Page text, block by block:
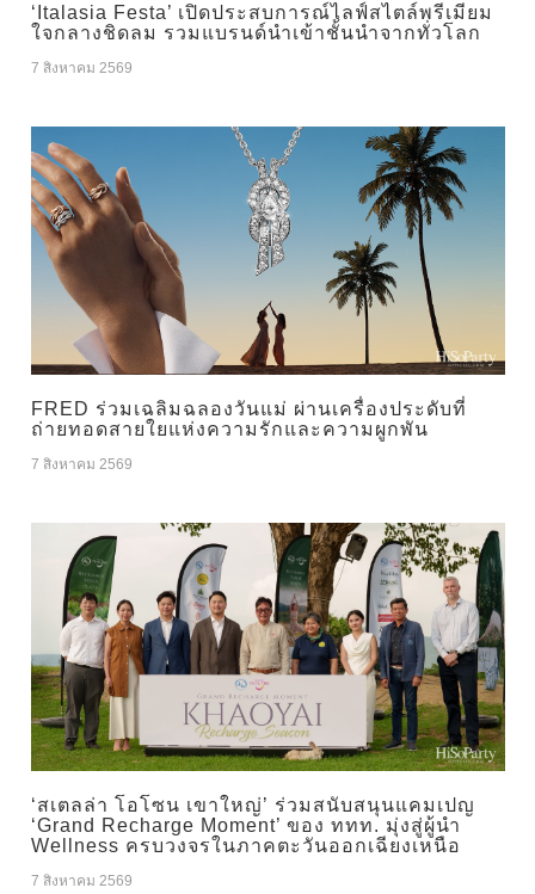
‘Italasia Festa’ เปิดประสบการณ์ไลฟ์สไตล์พรีเมียม
ใจกลางชิดลม รวมแบรนด์นำเข้าชั้นนำจากทั่วโลก
7 สิงหาคม 2569
FRED ร่วมเฉลิมฉลองวันแม่ ผ่านเครื่องประดับที่
ถ่ายทอดสายใยแห่งความรักและความผูกพัน
7 สิงหาคม 2569
‘สเตลล่า โอโซน เขาใหญ่’ ร่วมสนับสนุนแคมเปญ
‘Grand Recharge Moment’ ของ ททท. มุ่งสู่ผู้นำ
Wellness ครบวงจรในภาคตะวันออกเฉียงเหนือ
7 สิงหาคม 2569